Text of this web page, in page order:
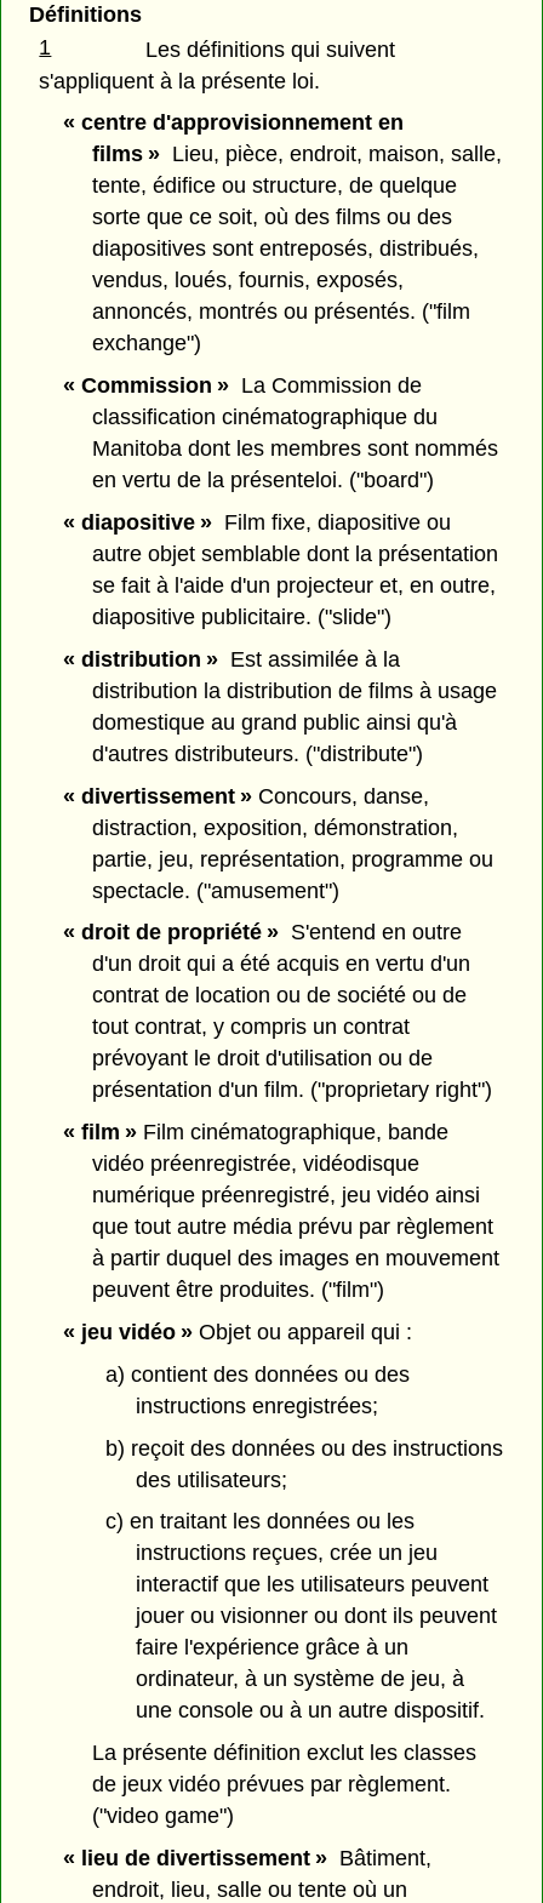
Définitions
1
Les définitions qui suivent
s'appliquent à la présente loi.
« centre d'approvisionnement en
films » Lieu, pièce, endroit, maison, salle,
tente, édifice ou structure, de quelque
sorte que ce soit, où des films ou des
diapositives sont entreposés, distribués,
vendus, loués, fournis, exposés,
annoncés, montrés ou présentés. ("film
exchange")
« Commission »La Commission de
classification cinématographique du
Manitoba dont les membres sont nommés
en vertu de la présenteloi. ("board")
« diapositive »Film fixe, diapositive ou
autre objet semblable dont la présentation
se fait à l'aide d'un projecteur et, en outre,
diapositive publicitaire. ("slide")
« distribution »Est assimilée à la
distribution la distribution de films à usage
domestique au grand public ainsi qu'à
d'autres distributeurs. ("distribute")
« divertissement »Concours, danse,
distraction, exposition, démonstration,
partie, jeu, représentation, programme ou
spectacle. ("amusement")
« droit de propriété » S'entend en outre
d'un droit qui a été acquis en vertu d'un
contrat de location ou de société ou de
tout contrat, y compris un contrat
prévoyant le droit d'utilisation ou de
présentation d'un film. ("proprietary right")
« film »Film cinématographique, bande
vidéo préenregistrée, vidéodisque
numérique préenregistré, jeu vidéo ainsi
que tout autre média prévu par règlement
à partir duquel des images en mouvement
peuvent être produites. ("film")
« jeu vidéo » Objet ou appareil qui :
a) contient des données ou des
instructions enregistrées;
b) reçoit des données ou des instructions
des utilisateurs;
c) en traitant les données ou les
instructions reçues, crée un jeu
interactif que les utilisateurs peuvent
jouer ou visionner ou dont ils peuvent
faire l'expérience grâce à un
ordinateur, à un système de jeu, à
une console ou à un autre dispositif.
La présente définition exclut les classes
de jeux vidéo prévues par règlement.
("video game")
« lieu de divertissement »Bâtiment,
endroit, lieu, salle ou tente où un